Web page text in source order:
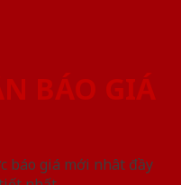
BÁO GIÁ
báo giá mới nhât đầy